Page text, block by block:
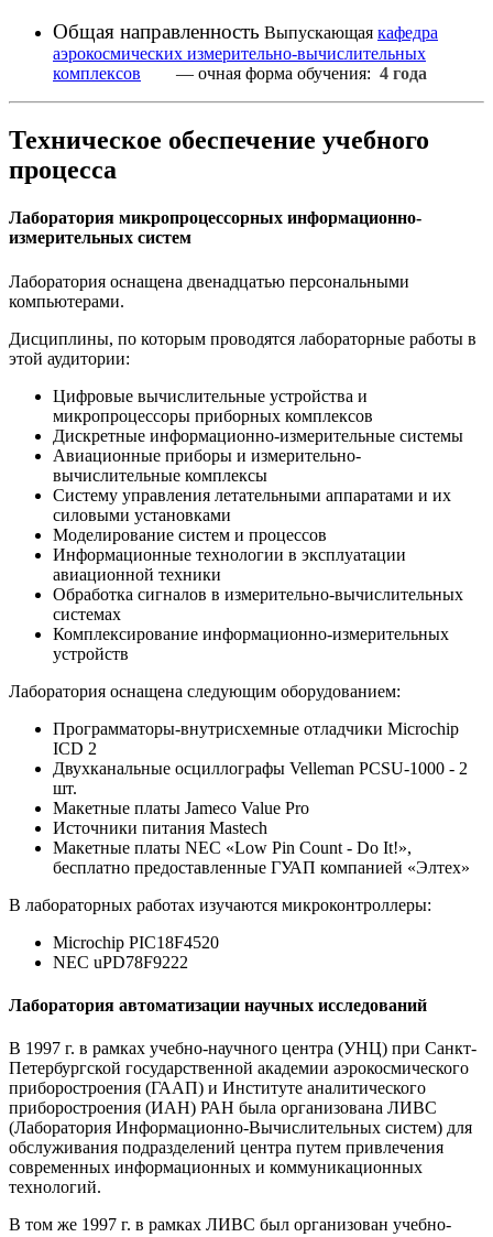
Общая направленность Выпускающая кафедра
аэрокосмических измерительно-вычислительных
комплексов
— очная форма обучения: 4 года
Техническое обеспечение учебного
процесса
Лаборатория микропроцессорных информационно-
измерительных систем
Лаборатория оснащена двенадцатью персональными
компьютерами.
Дисциплины, по которым проводятся лабораторные работы в
этой аудитории:
Цифровые вычислительные устройства и
микропроцессоры приборных комплексов
Дискретные информационно-измерительные системы
Авиационные приборы и измерительно-
вычислительные комплексы
Систему управления летательными аппаратами и их
силовыми установками
Моделирование систем и процессов
Информационные технологии в эксплуатации
авиационной техники
Обработка сигналов в измерительно-вычислительных
системах
Комплексирование информационно-измерительных
устройств
Лаборатория оснащена следующим оборудованием:
Программаторы-внутрисхемные отладчики Microchip
ICD 2
Двухканальные осциллографы Velleman PCSU-1000 - 2
шт.
Макетные платы Jameco Value Pro
Источники питания Mastech
Макетные платы NEC «Low Pin Count - Do It!»,
бесплатно предоставленные ГУАП компанией «Элтех»
В лабораторных работах изучаются микроконтроллеры:
Microchip PIC18F4520
NEC uPD78F9222
Лаборатория автоматизации научных исследований
В 1997 г. в рамках учебно-научного центра (УНЦ) при Санкт-
Петербургской государственной академии аэрокосмического
приборостроения (ГААП) и Институте аналитического
приборостроения (ИАН) РАН была организована ЛИВС
(Лаборатория Информационно-Вычислительных систем) для
обслуживания подразделений центра путем привлечения
современных информационных и коммуникационных
технологий.
В том же 1997 г. в рамках ЛИВС был организован учебно-